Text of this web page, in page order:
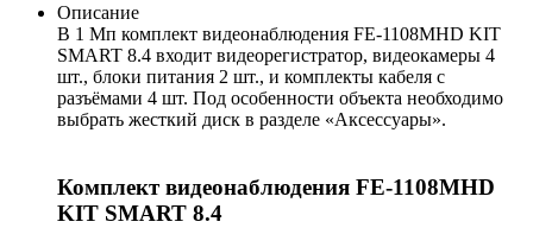
Описание
В 1 Мп комплект видеонаблюдения FE-1108MHD KIT
SMART 8.4 входит видеорегистратор, видеокамеры 4
шт., блоки питания 2 шт., и комплекты кабеля с
разъёмами 4 шт. Под особенности объекта необходимо
выбрать жесткий диск в разделе «Аксессуары».
Комплект видеонаблюдения FE-1108MHD
KIT SMART 8.4